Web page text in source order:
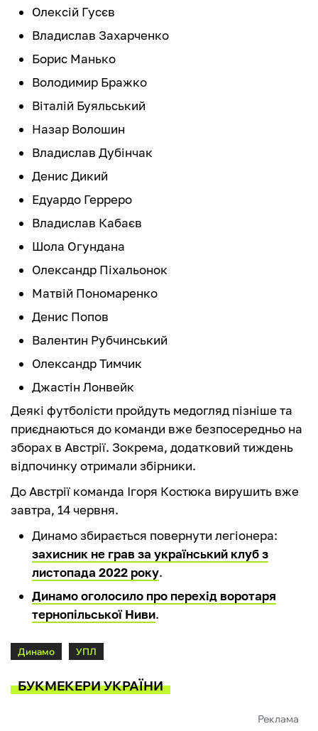
Олексій Гусєв
Владислав Захарченко
Борис Манько
Володимир Бражко
Віталій Буяльський
Назар Волошин
Владислав Дубінчак
Денис Дикий
Едуардо Герреро
Владислав Кабаєв
Шола Огундана
Олександр Піхальонок
Матвій Пономаренко
Денис Попов
Валентин Рубчинський
Олександр Тимчик
Джастін Лонвейк
Деякі футболісти пройдуть медогляд пізніше та
приєднаються до команди вже безпосередньо на
зборах в Австрії. Зокрема, додатковий тиждень
відпочинку отримали збірники.
До Австрії команда Ігоря Костюка вирушить вже
завтра, 14 червня.
Динамо збирається повернути легіонера:
захисник не грав за український клуб з
листопада 2022 року.
Динамо оголосило про перехід воротаря
тернопільської Ниви.
Динамо УПЛ
БУКМЕКЕРИ УКРАЇНИ
Реклама